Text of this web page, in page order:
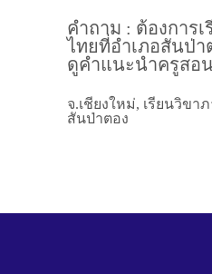
คำถาม : ต้องการ
ไทยที่อำเภอสันป่า
ดูคำแนะนำครูสอ
จ.เชียงใหม่, เรียนวิขา
สันป่าตอง